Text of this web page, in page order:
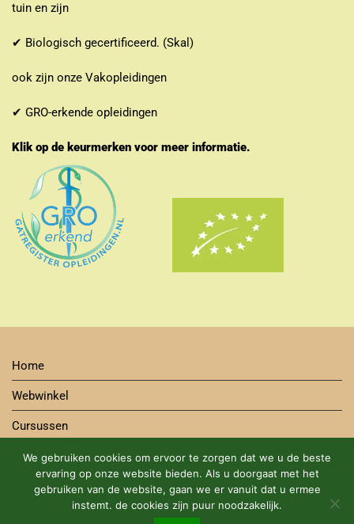
tuin en zijn
✔ Biologisch gecertificeerd. (Skal)
ook zijn onze Vakopleidingen
✔ GRO-erkende opleidingen
Klik op de keurmerken voor meer informatie.
Home
Webwinkel
Cursussen
Contact
Bestelwijze
Algemene Voorwaarden Cursus en Webshop
We gebruiken cookies om ervoor te zorgen dat we u de beste
ervaring op onze website bieden. Als u doorgaat met het
gebruiken van de website, gaan we er vanuit dat u ermee
instemt. de cookies zijn puur noodzakelijk.